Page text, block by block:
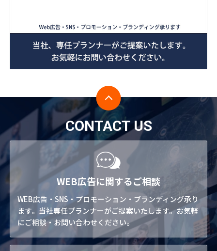
CONTACT US
WEB広告に関するご相談
WEB広告・SNS・プロモーション・ブランディング承り
ます。当社専任プランナーがご提案いたします。お気軽
にご相談・お問い合わせください。